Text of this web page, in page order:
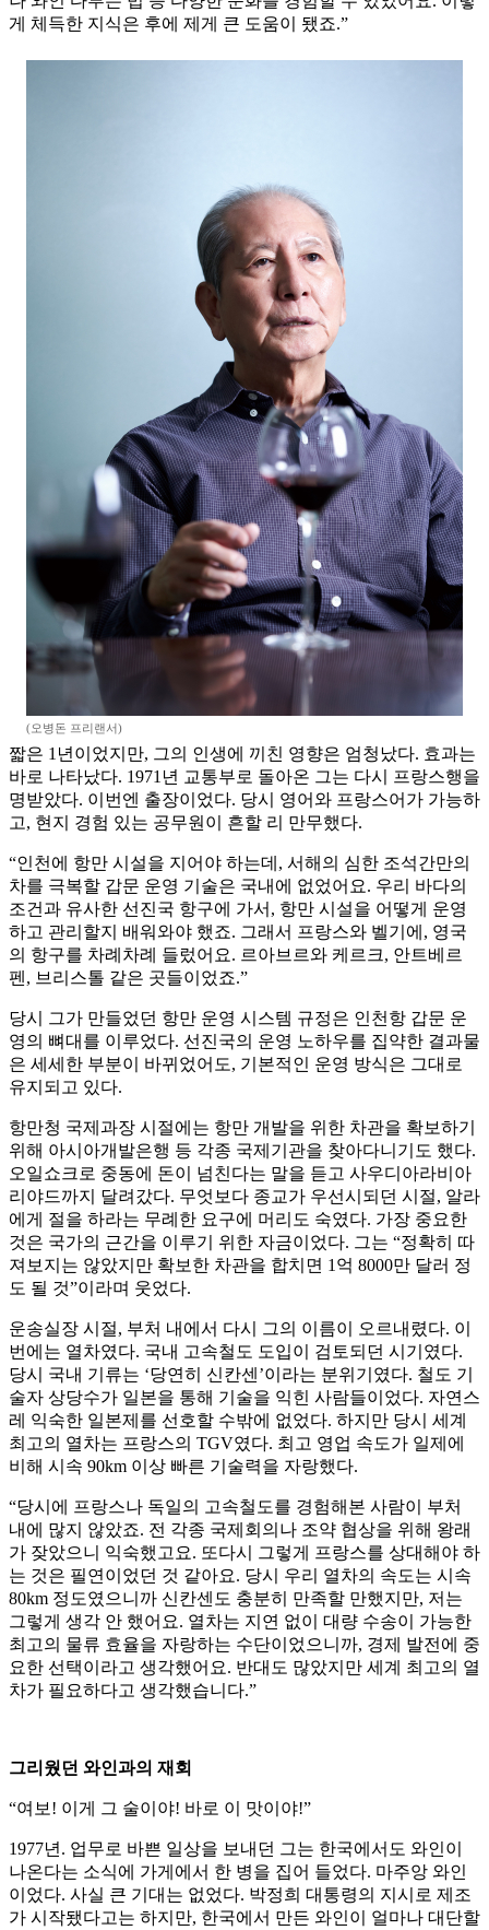
게 체득한 지식은 후에 제게 큰 도움이 됐죠.”
(오병돈 프리랜서)
짧은 1년이었지만, 그의 인생에 끼친 영향은 엄청났다. 효과는
바로 나타났다. 1971년 교통부로 돌아온 그는 다시 프랑스행을
명받았다. 이번엔 출장이었다. 당시 영어와 프랑스어가 가능하
고, 현지 경험 있는 공무원이 흔할 리 만무했다.
“인천에 항만 시설을 지어야 하는데, 서해의 심한 조석간만의
차를 극복할 갑문 운영 기술은 국내에 없었어요. 우리 바다의
조건과 유사한 선진국 항구에 가서, 항만 시설을 어떻게 운영
하고 관리할지 배워와야 했죠. 그래서 프랑스와 벨기에, 영국
의 항구를 차례차례 들렀어요. 르아브르와 케르크, 안트베르
펜, 브리스톨 같은 곳들이었죠.”
당시 그가 만들었던 항만 운영 시스템 규정은 인천항 갑문 운
영의 뼈대를 이루었다. 선진국의 운영 노하우를 집약한 결과물
은 세세한 부분이 바뀌었어도, 기본적인 운영 방식은 그대로
유지되고 있다.
항만청 국제과장 시절에는 항만 개발을 위한 차관을 확보하기
위해 아시아개발은행 등 각종 국제기관을 찾아다니기도 했다.
오일쇼크로 중동에 돈이 넘친다는 말을 듣고 사우디아라비아
리야드까지 달려갔다. 무엇보다 종교가 우선시되던 시절, 알라
에게 절을 하라는 무례한 요구에 머리도 숙였다. 가장 중요한
것은 국가의 근간을 이루기 위한 자금이었다. 그는 “정확히 따
져보지는 않았지만 확보한 차관을 합치면 1억 8000만 달러 정
도 될 것”이라며 웃었다.
운송실장 시절, 부처 내에서 다시 그의 이름이 오르내렸다. 이
번에는 열차였다. 국내 고속철도 도입이 검토되던 시기였다.
당시 국내 기류는 ‘당연히 신칸센’이라는 분위기였다. 철도 기
술자 상당수가 일본을 통해 기술을 익힌 사람들이었다. 자연스
레 익숙한 일본제를 선호할 수밖에 없었다. 하지만 당시 세계
최고의 열차는 프랑스의 TGV였다. 최고 영업 속도가 일제에
비해 시속 90km 이상 빠른 기술력을 자랑했다.
“당시에 프랑스나 독일의 고속철도를 경험해본 사람이 부처
내에 많지 않았죠. 전 각종 국제회의나 조약 협상을 위해 왕래
가 잦았으니 익숙했고요. 또다시 그렇게 프랑스를 상대해야 하
는 것은 필연이었던 것 같아요. 당시 우리 열차의 속도는 시속
80km 정도였으니까 신칸센도 충분히 만족할 만했지만, 저는
그렇게 생각 안 했어요. 열차는 지연 없이 대량 수송이 가능한
최고의 물류 효율을 자랑하는 수단이었으니까, 경제 발전에 중
요한 선택이라고 생각했어요. 반대도 많았지만 세계 최고의 열
차가 필요하다고 생각했습니다.”
그리웠던 와인과의 재회
“여보! 이게 그 술이야! 바로 이 맛이야!”
1977년. 업무로 바쁜 일상을 보내던 그는 한국에서도 와인이
나온다는 소식에 가게에서 한 병을 집어 들었다. 마주앙 와인
이었다. 사실 큰 기대는 없었다. 박정희 대통령의 지시로 제조
가 시작됐다고는 하지만, 한국에서 만든 와인이 얼마나 대단할